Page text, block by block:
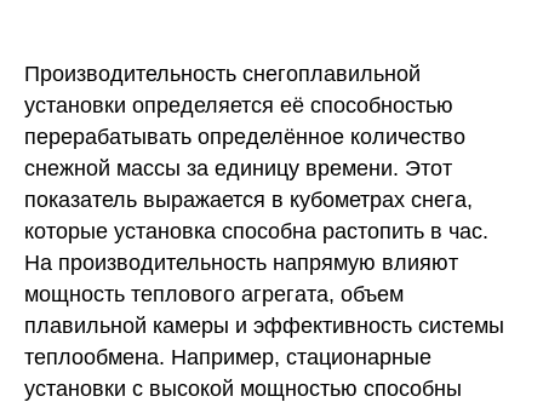
Производительность снегоплавильной
установки определяется её способностью
перерабатывать определённое количество
снежной массы за единицу времени. Этот
показатель выражается в кубометрах снега,
которые установка способна растопить в час.
На производительность напрямую влияют
мощность теплового агрегата, объем
плавильной камеры и эффективность системы
теплообмена. Например, стационарные
установки с высокой мощностью способны